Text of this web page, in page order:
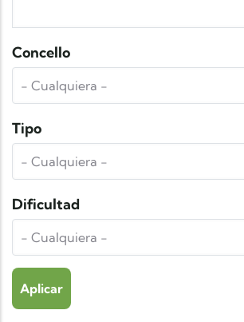
Concello
Tipo
Dificultad